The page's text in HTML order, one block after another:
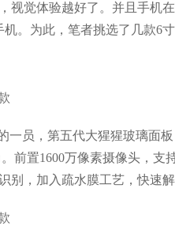
觉体验越好了。并且手机
。为此，笔者挑选了几款6
员，第五代大猩猩玻璃面板
前置1600万像素摄像头，支
，加入疏水膜工艺，快速